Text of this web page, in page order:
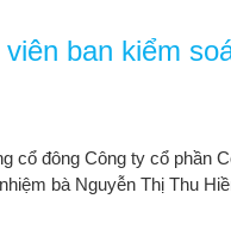
ban kiểm
cổ đông Công ty cổ phần
bà Nguyễn Thị Thu